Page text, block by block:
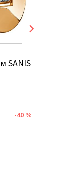
SANIS
-40 %